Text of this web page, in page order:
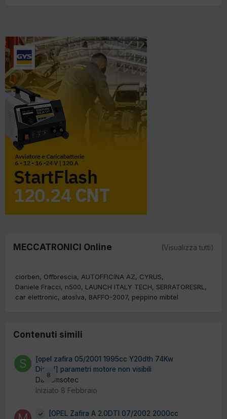
MECCATRONICI Online (Visualizza tutti)
ciorben Offbrescia AUTOFFICINA AZ
CYRUS
Daniele Fracci
n500 LAUNCH ITALY TECH
SERRATORESRL
car elettronic
atoslva BAFFO-2007 peppino mibtel
Contenuti simili
8
[opel zafira 05/2001 1995cc Y20dth 74Kw
Diesel] parametri motore non visibili
Da samsotec
Iniziato 8 Febbraio
[OPEL Zafira A 2.0DTI 07/2002 2000cc